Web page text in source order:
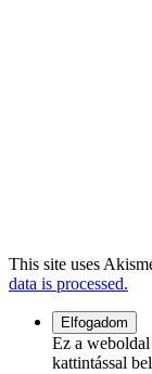
This site uses
data is processed.
Ez a
kattintással